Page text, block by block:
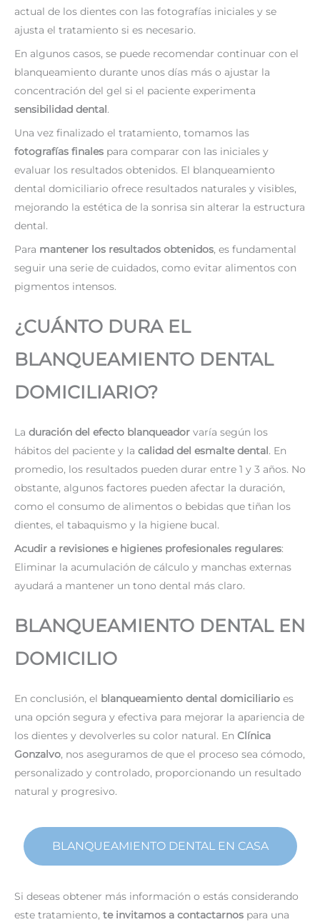
actual de los dientes con las fotografías iniciales y se
ajusta el tratamiento si es necesario.
En algunos casos, se puede recomendar continuar con el
blanqueamiento durante unos días más o ajustar la
concentración del gel si el paciente experimenta
sensibilidad dental.
Una vez finalizado el tratamiento, tomamos las
fotografías finales para comparar con las iniciales y
evaluar los resultados obtenidos. El blanqueamiento
dental domiciliario ofrece resultados naturales y visibles,
mejorando la estética de la sonrisa sin alterar la estructura
dental.
Para mantener los resultados obtenidos, es fundamental
seguir una serie de cuidados, como evitar alimentos con
pigmentos intensos.
¿CUÁNTO DURA EL
BLANQUEAMIENTO DENTAL
DOMICILIARIO?
La duración del efecto blanqueador varía según los
hábitos del paciente y la calidad del esmalte dental. En
promedio, los resultados pueden durar entre 1 y 3 años. No
obstante, algunos factores pueden afectar la duración,
como el consumo de alimentos o bebidas que tiñan los
dientes, el tabaquismo y la higiene bucal.
Acudir a revisiones e higienes profesionales regulares:
Eliminar la acumulación de cálculo y manchas externas
ayudará a mantener un tono dental más claro.
BLANQUEAMIENTO DENTAL EN
DOMICILIO
En conclusión, el blanqueamiento dental domiciliario es
una opción segura y efectiva para mejorar la apariencia de
los dientes y devolverles su color natural. En Clínica
Gonzalvo, nos aseguramos de que el proceso sea cómodo,
personalizado y controlado, proporcionando un resultado
natural y progresivo.
BLANQUEAMIENTO DENTAL EN CASA
Si deseas obtener más información o estás considerando
este tratamiento, te invitamos a contactarnos para una